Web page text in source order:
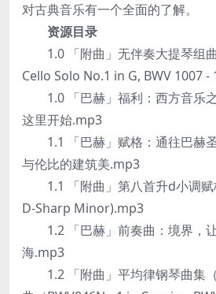
对古典音乐有一个全面的了解。
资源目录
1.0 「附曲」无伴奏大提琴组
Cello Solo No.1 in G, BWV 1007
1.0 「巴赫」福利：西方音乐
这里开始.mp3
1.1 「巴赫」赋格：通往巴赫
与伦比的建筑美.mp3
1.1 「附曲」第八首升d小调赋
D-Sharp Minor).mp3
1.2 「巴赫」前奏曲：境界，
海.mp3
1.2 「附曲」平均律钢琴曲集